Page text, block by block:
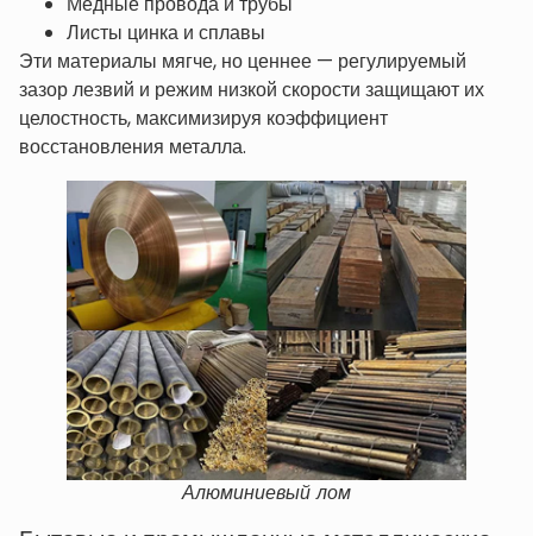
Листы цинка и сплавы
Эти материалы мягче, но ценнее — регулируемый
зазор лезвий и режим низкой скорости защищают их
целостность, максимизируя коэффициент
восстановления металла.
Алюминиевый лом